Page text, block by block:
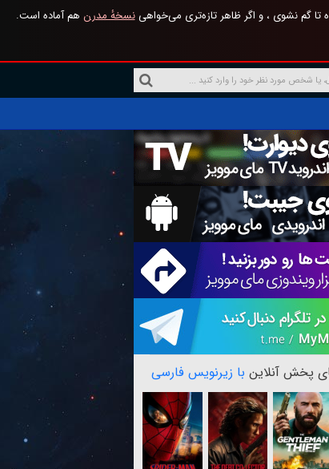
تا گم نشوی ، و اگر ظاهر تازه‌تری می‌خواهینسخهٔ مدرن هم آماده است.
پخش آنلاین با زیرنویس فارسی